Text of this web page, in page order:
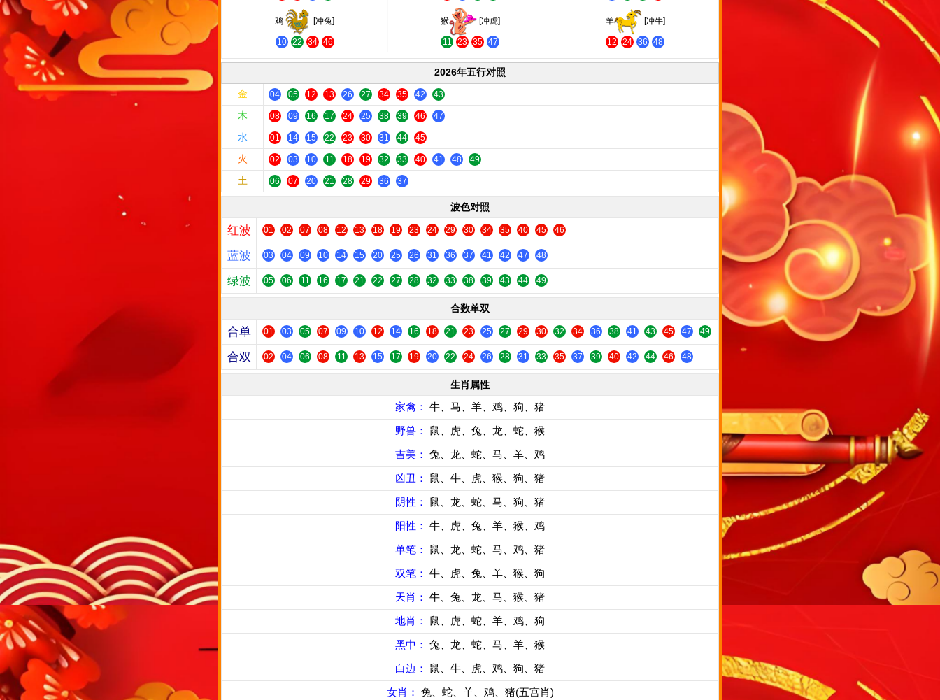
鸡 [冲兔]
10 22 34 46
猴 [冲虎]
11 23 35 47
羊 [冲牛]
12 24 36 48
2026年五行对照
金
04 05 12 13 26 27 34 35 42 43
木 08 09 16 17 24 25 38 39 46 47
水 01 14 15 22 23 30 31 44 45
火 02 03 10 11 18 19 32 33 40 41 48 49
土 06 07 20 21 28 29 36 37
波色对照
红波 01 02 07 08 12 13 18 19 23 24 29 30 34 35 40 45 46
蓝波 03 04 09 10 14 15 20 25 26 31 36 37 41 42 47 48
绿波 05 06 11 16 17 21 22 27 28 32 33 38 39 43 44 49
合数单双
合单 01 03 05 07 09 10 12 14 16 18 21 23 25 27 29 30 32 34 36 38 41 43 45 47 49
合双 02 04 06 08 11 13 15 17 19 20 22 24 26 28 31 33 35 37 39 40 42 44 46 48
生肖属性
家禽： 牛、马、羊、鸡、狗、猪
野兽： 鼠、虎、兔、龙、蛇、猴
吉美： 兔、龙、蛇、马、羊、鸡
凶丑： 鼠、牛、虎、猴、狗、猪
阴性： 鼠、龙、蛇、马、狗、猪
阳性： 牛、虎、兔、羊、猴、鸡
单笔： 鼠、龙、蛇、马、鸡、猪
双笔： 牛、虎、兔、羊、猴、狗
天肖： 牛、兔、龙、马、猴、猪
地肖： 鼠、虎、蛇、羊、鸡、狗
黑中： 兔、龙、蛇、马、羊、猴
白边： 鼠、牛、虎、鸡、狗、猪
女肖： 兔、蛇、羊、鸡、猪(五宫肖)